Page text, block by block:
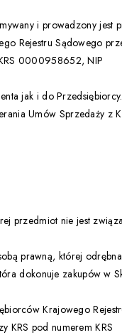
i prowadzony jest
Rejestru Sądowego
0000958652, NIP
jak i do Przedsiębiorcy.
Umów Sprzedaży z
przedmiot nie jest
prawną, której
dokonuje zakupów w
Krajowego
KRS pod numerem KRS